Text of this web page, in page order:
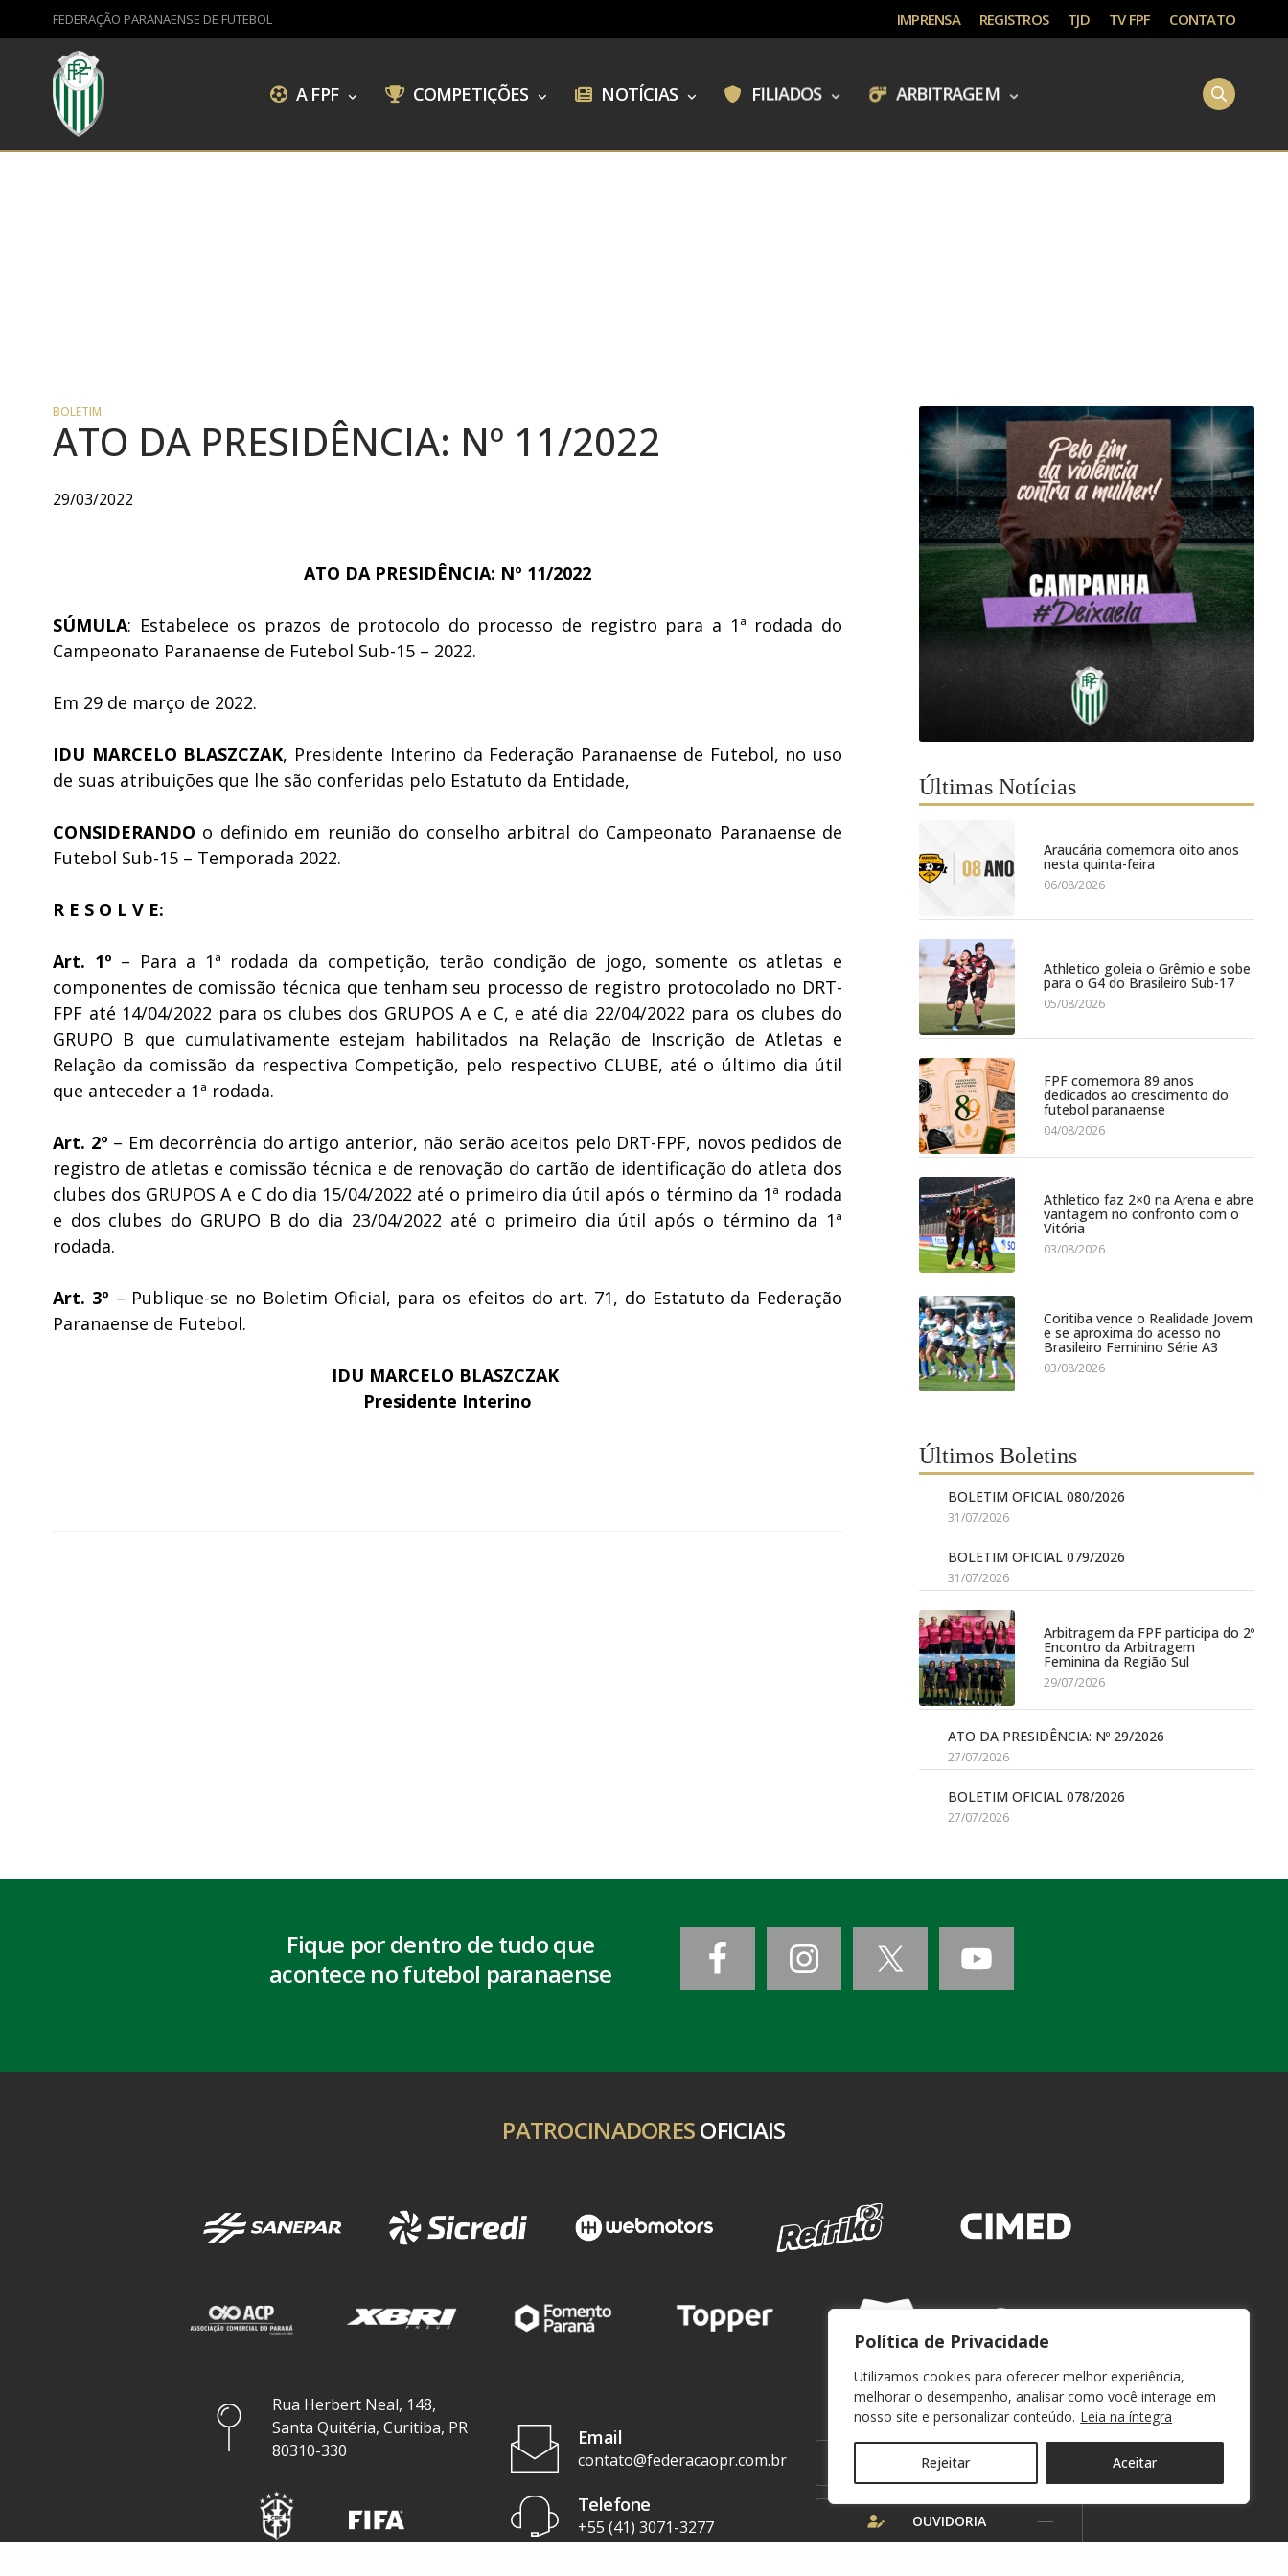
Política de Privacidade
Utilizamos cookies para oferecer melhor experiência,
melhorar o desempenho, analisar como você interage em
nosso site e personalizar conteúdo. Leia na íntegra
Rejeitar Aceitar
FEDERAÇÃO PARANAENSE DE FUTEBOL IMPRENSA REGISTROS TJD TV FPF CONTATO
A FPF COMPETIÇÕES NOTÍCIAS FILIADOS ARBITRAGEM
BOLETIM
ATO DA PRESIDÊNCIA: Nº 11/2022
29/03/2022
ATO DA PRESIDÊNCIA: Nº 11/2022
SÚMULA: Estabelece os prazos de protocolo do processo de registro para a 1ª rodada do
Campeonato Paranaense de Futebol Sub-15 – 2022.
Em 29 de março de 2022.
IDU MARCELO BLASZCZAK, Presidente Interino da Federação Paranaense de Futebol, no uso
de suas atribuições que lhe são conferidas pelo Estatuto da Entidade,
CONSIDERANDO o definido em reunião do conselho arbitral do Campeonato Paranaense de
Futebol Sub-15 – Temporada 2022.
R E S O L V E:
Art. 1º – Para a 1ª rodada da competição, terão condição de jogo, somente os atletas e
componentes de comissão técnica que tenham seu processo de registro protocolado no DRT-
FPF até 14/04/2022 para os clubes dos GRUPOS A e C, e até dia 22/04/2022 para os clubes do
GRUPO B que cumulativamente estejam habilitados na Relação de Inscrição de Atletas e
Relação da comissão da respectiva Competição, pelo respectivo CLUBE, até o último dia útil
que anteceder a 1ª rodada.
Art. 2º – Em decorrência do artigo anterior, não serão aceitos pelo DRT-FPF, novos pedidos de
registro de atletas e comissão técnica e de renovação do cartão de identificação do atleta dos
clubes dos GRUPOS A e C do dia 15/04/2022 até o primeiro dia útil após o término da 1ª rodada
e dos clubes do GRUPO B do dia 23/04/2022 até o primeiro dia útil após o término da 1ª
rodada.
Art. 3º – Publique-se no Boletim Oficial, para os efeitos do art. 71, do Estatuto da Federação
Paranaense de Futebol.
IDU MARCELO BLASZCZAK
Presidente Interino
Últimas Notícias
Araucária comemora oito anos
nesta quinta-feira
06/08/2026
Athletico goleia o Grêmio e sobe
para o G4 do Brasileiro Sub-17
05/08/2026
FPF comemora 89 anos
dedicados ao crescimento do
futebol paranaense
04/08/2026
Athletico faz 2×0 na Arena e abre
vantagem no confronto com o
Vitória
03/08/2026
Coritiba vence o Realidade Jovem
e se aproxima do acesso no
Brasileiro Feminino Série A3
03/08/2026
Últimos Boletins
BOLETIM OFICIAL 080/2026
31/07/2026
BOLETIM OFICIAL 079/2026
31/07/2026
Arbitragem da FPF participa do 2º
Encontro da Arbitragem
Feminina da Região Sul
29/07/2026
ATO DA PRESIDÊNCIA: Nº 29/2026
27/07/2026
BOLETIM OFICIAL 078/2026
27/07/2026
Fique por dentro de tudo que
acontece no futebol paranaense
PATROCINADORESOFICIAIS
Rua Herbert Neal, 148,
Santa Quitéria, Curitiba, PR
80310-330
Email
contato@federacaopr.com.br
Telefone
+55 (41) 3071-3277
WEBMAIL
OUVIDORIA